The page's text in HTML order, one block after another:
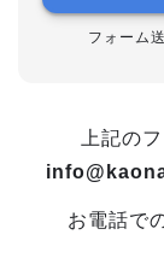
フォーム
上記の
お電話で